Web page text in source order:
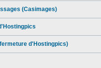
(Casimages)
d'Hostingpics)